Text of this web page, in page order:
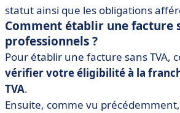
statut ainsi que les obligations
Comment établir une facture
professionnels ?
Pour établir une facture sans TVA,
vérifier votre éligibilité à la
TVA.
Ensuite, comme vu précédemment,